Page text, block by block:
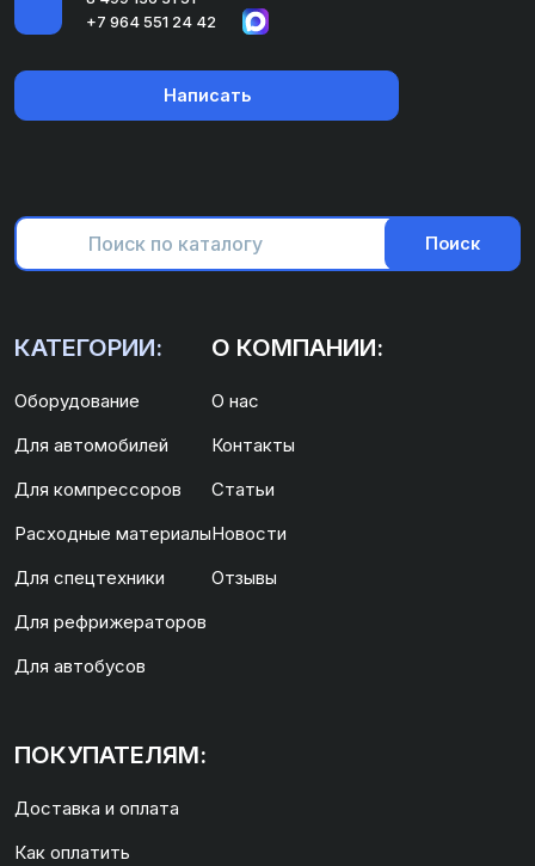
+7 964 551 24 42
Написать
Поиск
КАТЕГОРИИ:
Оборудование
Для автомобилей
Для компрессоров
Расходные материалы
Для спецтехники
Для рефрижераторов
Для автобусов
О КОМПАНИИ:
О нас
Контакты
Статьи
Новости
Отзывы
ПОКУПАТЕЛЯМ:
Доставка и оплата
Как оплатить